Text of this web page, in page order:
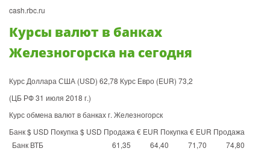
cash.rbc.ru
Курсы валют в банках
Железногорска на сегодня
Курс Доллара США (USD) 62,78 Курс Евро (EUR) 73,2
(ЦБ РФ 31 июля 2018 г.)
Курс обмена валют в банках г. Железногорск
Банк $ USD Покупка $ USD Продажа € EUR Покупка € EUR Продажа
Банк ВТБ
61,35 64,40 71,70
74,80